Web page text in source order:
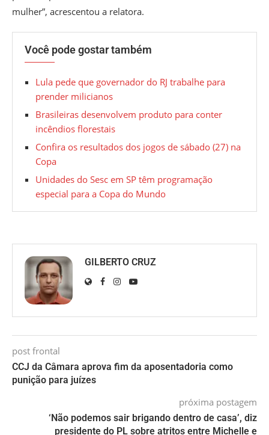
mulher”, acrescentou a relatora.
Você pode gostar também
Lula pede que governador do RJ trabalhe para
prender milicianos
Brasileiras desenvolvem produto para conter
incêndios florestais
Confira os resultados dos jogos de sábado (27) na
Copa
Unidades do Sesc em SP têm programação
especial para a Copa do Mundo
GILBERTO CRUZ
post frontal
CCJ da Câmara aprova fim da aposentadoria como
punição para juízes
próxima postagem
‘Não podemos sair brigando dentro de casa’, diz
presidente do PL sobre atritos entre Michelle e